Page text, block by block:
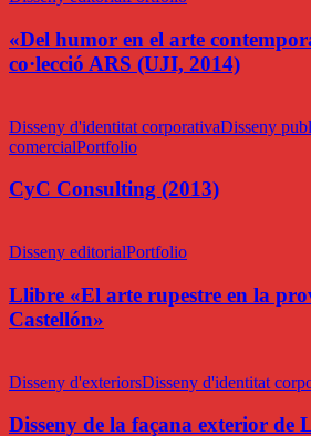
(2014)
el
arte
contemporáneo»,
de
la
ARS
«Del humor en el arte
co·lecció ARS (UJI, 2014)
Consulting
(2013)
Disseny d'identitat corporativaDisseny
comercialPortfolio
CyC Consulting (2013)
«El
rupestre
en
la
Castellón»
Disseny editorialPortfolio
Llibre «El arte rupestre en la
Castellón»
de
façana
Disseny d'exteriorsDisseny d'identitat
Disseny de la façana exterior de